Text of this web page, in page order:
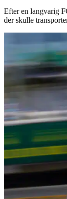
Efter en langvarig
der skulle